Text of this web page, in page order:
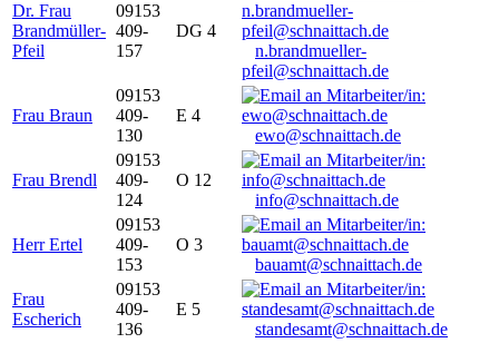
Dr. Frau
Brandmüller-
Pfeil
09153
409-
157
DG 4
n.brandmueller-
pfeil@schnaittach.de
Frau Braun
09153
409-
130
E 4
ewo@schnaittach.de
Frau Brendl
09153
409-
124
O 12
info@schnaittach.de
Herr Ertel
09153
409-
153
O 3
bauamt@schnaittach.de
Frau
Escherich
09153
409-
136
E 5
standesamt@schnaittach.de